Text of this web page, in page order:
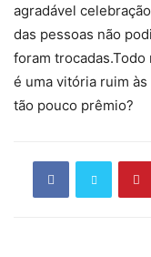
agradável
das pessoas não
foram
é uma vitória ruim
tão pouco prêmio?